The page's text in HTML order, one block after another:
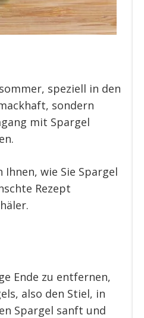
speziell in den
sondern
mit Spargel
wie Sie Spargel
Rezept
Ende zu entfernen,
also den Stiel, in
Spargel sanft und